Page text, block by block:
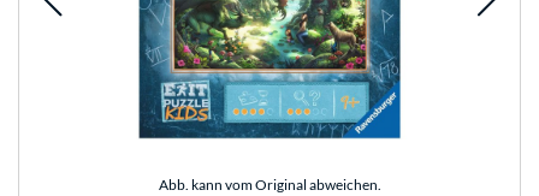
Abb. kann vom Original abweichen.